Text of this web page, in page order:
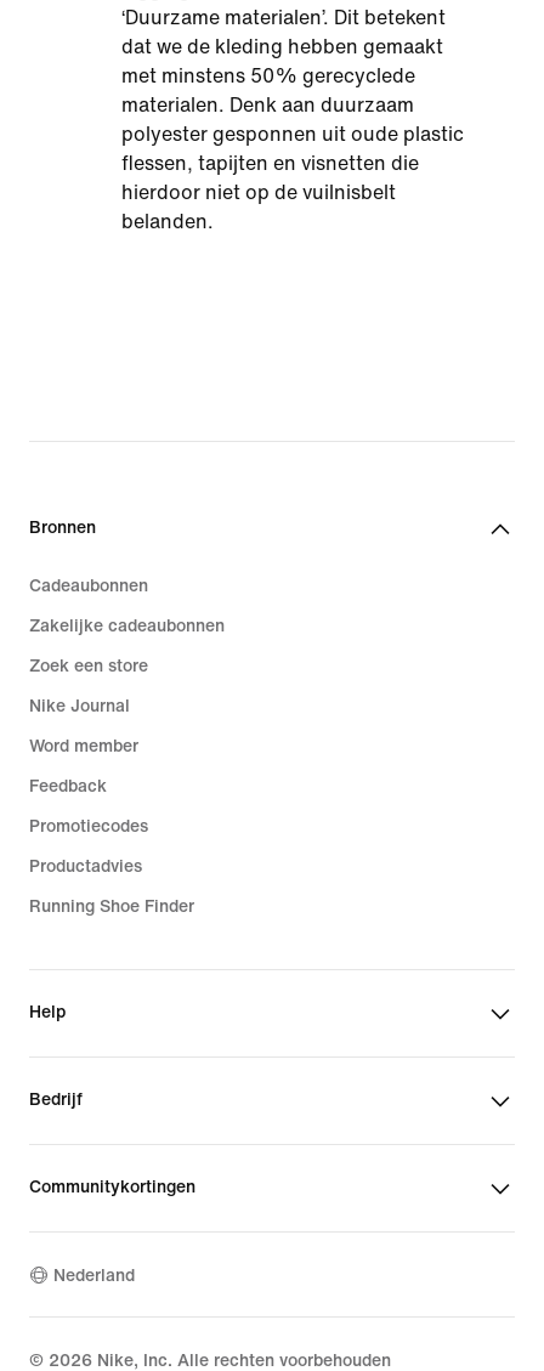
‘Duurzame materialen’. Dit betekent
dat we de kleding hebben gemaakt
met minstens 50% gerecyclede
materialen. Denk aan duurzaam
polyester gesponnen uit oude plastic
flessen, tapijten en visnetten die
hierdoor niet op de vuilnisbelt
belanden.
Bronnen
Cadeaubonnen
Zakelijke cadeaubonnen
Zoek een store
Nike Journal
Word member
Feedback
Promotiecodes
Productadvies
Running Shoe Finder
Help
Bedrijf
Communitykortingen
Nederland
© 2026 Nike, Inc. Alle rechten voorbehouden